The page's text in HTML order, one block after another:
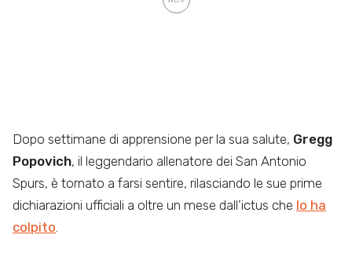
Dopo settimane di apprensione per la sua salute, Gregg
Popovich, il leggendario allenatore dei San Antonio
Spurs, è tornato a farsi sentire, rilasciando le sue prime
dichiarazioni ufficiali a oltre un mese dall’ictus che lo ha
colpito